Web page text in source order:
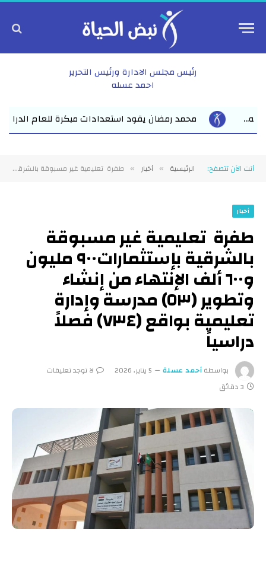
رئيس مجلس الادارة ورئيس التحرير
احمد عسله
مبكرة للعام الدراسي الجديد بفاقوس لقاء موسع يجمع نواب
أنت الآن تتصفح: الرئيسية » أخبار » طفرة تعليمية غير مسبوقة بالشرقية بإستثمارات٩٠٠ مليون و٦٠٠ ألف الإنتهاء من إنشاء وتطوير (٥٣) مدرسة وإدارة تعليمية بواقع (٧٣٤) فصلاً دراسياً
أخبار
طفرة تعليمية غير مسبوقة
بالشرقية بإستثمارات٩٠٠ مليون
و٦٠٠ ألف الإنتهاء من إنشاء
وتطوير (٥٣) مدرسة وإدارة
تعليمية بواقع (٧٣٤) فصلاً
دراسياً
بواسطةأحمد عسلة 5 يناير، 2026
لا توجد تعليقات
3 دقائق